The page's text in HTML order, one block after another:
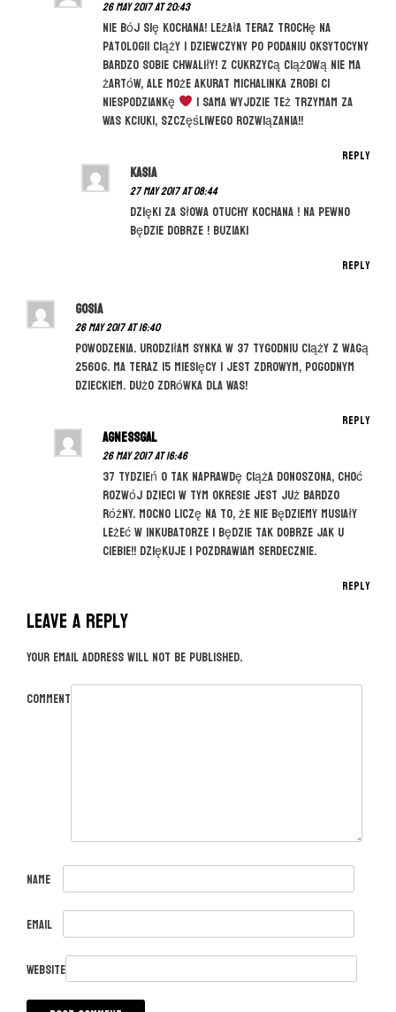
26 May 2017 at 20:43
Nie bój się kochana! Leżała teraz trochę na
patologii ciąży i dziewczyny po podaniu oksytocyny
bardzo sobie chwaliły! Z cukrzycą ciążową nie ma
żartów, ale może akurat Michalinka zrobi Ci
niespodziankę
i sama wyjdzie też trzymam za
Was kciuki, szczęśliwego rozwiązania!!
Reply
Kasia
27 May 2017 at 08:44
Dzięki za słowa otuchy kochana ! Na pewno
będzie dobrze ! Buziaki
Reply
Gosia
26 May 2017 at 16:40
Powodzenia. Urodziłam synka w 37 tygodniu ciąży z wagą
2560g. Ma teraz 15 miesięcy i jest zdrowym, pogodnym
dzieckiem. Dużo zdrówka dla Was!
Reply
agnessgal
26 May 2017 at 16:46
37 tydzień o tak naprawdę ciąża donoszona, choć
rozwój dzieci w tym okresie jest już bardzo
różny. Mocno liczę na to, że nie będziemy musiały
leżeć w inkubatorze i będzie tak dobrze jak u
Ciebie!! Dziękuje i pozdrawiam serdecznie.
Reply
Leave a Reply
Your email address will not be published.
Comment
Name
Email
Website